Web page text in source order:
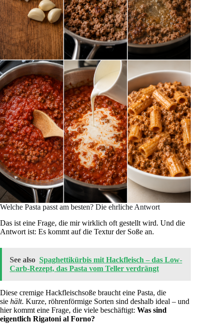
Welche Pasta passt am besten? Die ehrliche Antwort
Das ist eine Frage, die mir wirklich oft gestellt wird. Und die
Antwort ist: Es kommt auf die Textur der Soße an.
See also Spaghettikürbis mit Hackfleisch – das Low-
Carb-Rezept, das Pasta vom Teller verdrängt
Diese cremige Hackfleischsoße braucht eine Pasta, die
sie hält. Kurze, röhrenförmige Sorten sind deshalb ideal – und
hier kommt eine Frage, die viele beschäftigt: Was sind
eigentlich Rigatoni al Forno?